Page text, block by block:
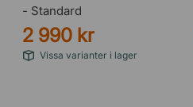
- Standard
2 990 kr
Vissa varianter i lager